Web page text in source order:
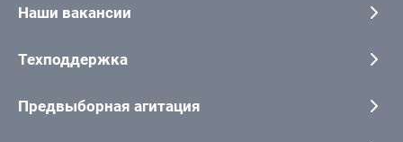
Наши вакансии
Техподдержка
Предвыборная агитация